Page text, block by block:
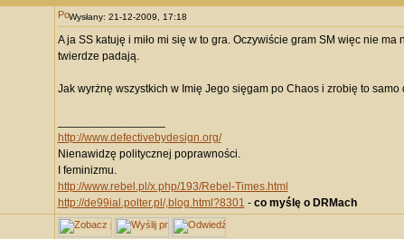
Wysłany: 21-12-2009, 17:18
A ja SS katuję i miło mi się w to gra. Oczywiście gram SM więc nie
twierdze padają.
Jak wyrżnę wszystkich w Imię Jego sięgam po Chaos i zrobię to samo
http://www.defectivebydesign.org/
Nienawidzę politycznej poprawności.
I feminizmu.
http://www.rebel.pl/x.php/193/Rebel-Times.html
http://de99ial.polter.pl/,blog.html?8301 - co myślę o DRMach